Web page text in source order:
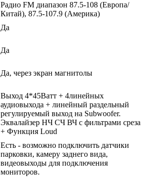
Радио FM диапазон 87.5-108 (Европа/
Китай), 87.5-107.9 (Америка)
Да
Да
Да, через экран магнитолы
Выход 4*45Ватт + 4линейных
аудиовыхода + линейный раздельный
регулируемый выход на Subwoofer.
Эквалайзер НЧ СЧ ВЧ с фильтрами среза
+ Функция Loud
Есть - возможно подключить датчики
парковки, камеру заднего вида,
видеовыходы для подключения
мониторов.